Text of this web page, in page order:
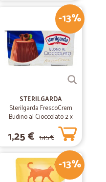
-13%
STERILGARDA
Sterilgarda FrescoCrem
Budino al Cioccolato 2 x
1,25 € 1,45 €
-13%